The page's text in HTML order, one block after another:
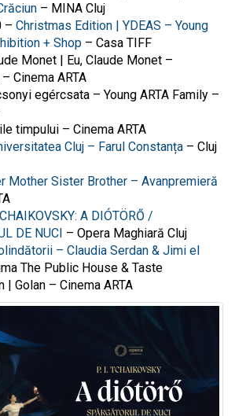
– MINA Cluj
– Christmas Edition | YDEAS – Young
+ Shop – Casa TIFF
Monet | Eu, Claude Monet –
Cinema ARTA
egércsata – Young ARTA Family –
timpului – Cinema ARTA
Cluj – Farul Constanța – Cluj
Mother Sister Brother – Avanpremieră
A DIÓTÖRŐ /
DE NUCI – Opera Maghiară Cluj
– Claudia Serdan & Jimi el
The Public House & Taste
| Golan – Cinema ARTA